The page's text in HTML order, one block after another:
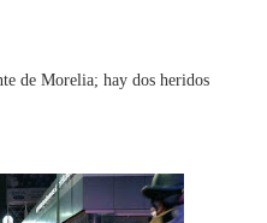
de Morelia; hay dos heridos